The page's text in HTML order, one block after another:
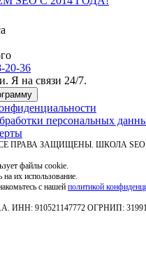
20-36
Я на связи 24/7.
персональных
ПРАВА ЗАЩИЩЕНЫ. ШКОЛА SEO
файлы cookie.
их использование.
с нашей политикой
ИНН: 910521147772 ОГРНИП: